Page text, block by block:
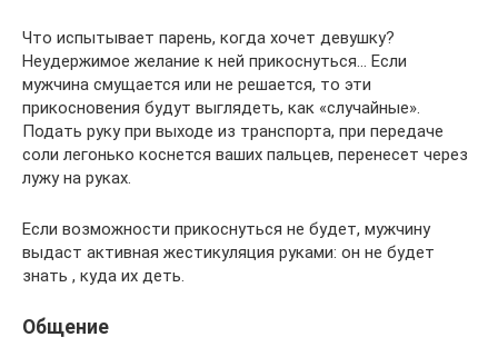
Что испытывает парень, когда хочет девушку?
Неудержимое желание к ней прикоснуться… Если
мужчина смущается или не решается, то эти
прикосновения будут выглядеть, как «случайные».
Подать руку при выходе из транспорта, при передаче
соли легонько коснется ваших пальцев, перенесет через
лужу на руках.
Если возможности прикоснуться не будет, мужчину
выдаст активная жестикуляция руками: он не будет
знать , куда их деть.
Общение